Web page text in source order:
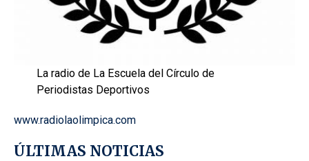
La radio de La Escuela del Círculo de
Periodistas Deportivos
www.radiolaolimpica.com
ÚLTIMAS NOTICIAS